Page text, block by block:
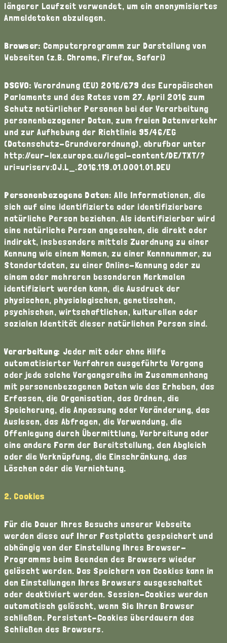
längerer Laufzeit verwendet, um ein anonymisiertes
Anmeldetoken abzulegen.
Browser: Computerprogramm zur Darstellung von
Webseiten (z.B. Chrome, Firefox, Safari)
DSGVO: Verordnung (EU) 2016/679 des Europäischen
Parlaments und des Rates vom 27. April 2016 zum
Schutz natürlicher Personen bei der Verarbeitung
personenbezogener Daten, zum freien Datenverkehr
und zur Aufhebung der Richtlinie 95/46/EG
(Datenschutz-Grundverordnung), abrufbar unter
http://eur-lex.europa.eu/legal-content/DE/TXT/?
uri=uriserv:OJ.L_.2016.119.01.0001.01.DEU
Personenbezogene Daten: Alle Informationen, die
sich auf eine identifizierte oder identifizierbare
natürliche Person beziehen. Als identifizierbar wird
eine natürliche Person angesehen, die direkt oder
indirekt, insbesondere mittels Zuordnung zu einer
Kennung wie einem Namen, zu einer Kennnummer, zu
Standortdaten, zu einer Online-Kennung oder zu
einem oder mehreren besonderen Merkmalen
identifiziert werden kann, die Ausdruck der
physischen, physiologischen, genetischen,
psychischen, wirtschaftlichen, kulturellen oder
sozialen Identität dieser natürlichen Person sind.
Verarbeitung: Jeder mit oder ohne Hilfe
automatisierter Verfahren ausgeführte Vorgang
oder jede solche Vorgangsreihe im Zusammenhang
mit personenbezogenen Daten wie das Erheben, das
Erfassen, die Organisation, das Ordnen, die
Speicherung, die Anpassung oder Veränderung, das
Auslesen, das Abfragen, die Verwendung, die
Offenlegung durch Übermittlung, Verbreitung oder
eine andere Form der Bereitstellung, den Abgleich
oder die Verknüpfung, die Einschränkung, das
Löschen oder die Vernichtung.
2. Cookies
Für die Dauer Ihres Besuchs unserer Webseite
werden diese auf Ihrer Festplatte gespeichert und
abhängig von der Einstellung Ihres Browser-
Programms beim Beenden des Browsers wieder
gelöscht werden. Das Speichern von Cookies kann in
den Einstellungen Ihres Browsers ausgeschaltet
oder deaktiviert werden. Session-Cookies werden
automatisch gelöscht, wenn Sie Ihren Browser
schließen. Persistent-Cookies überdauern das
Schließen des Browsers.